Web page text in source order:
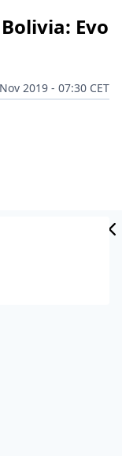
Evo
2019 - 07:30 CET